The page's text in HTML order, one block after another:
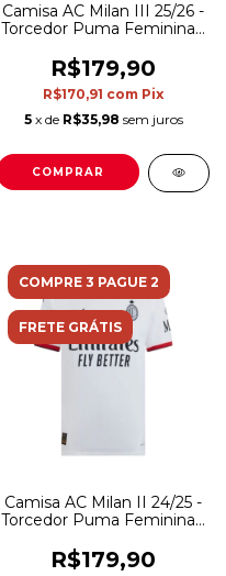
Camisa AC Milan III 25/26 -
Torcedor Puma Feminina -
verde
R$179,90
R$170,91 com Pix
5 x de R$35,98 sem juros
COMPRAR
COMPRE 3 PAGUE 2
FRETE GRÁTIS
Camisa AC Milan II 24/25 -
Torcedor Puma Feminina -
vermelho
R$179,90